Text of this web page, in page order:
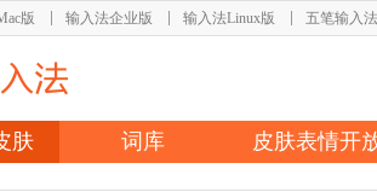
版 输入法企业版 输入法Linux版 五笔输入法
肤 词库 皮肤表情开